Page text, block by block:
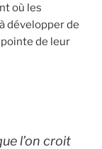
où les
développer de
de leur
l’on croit